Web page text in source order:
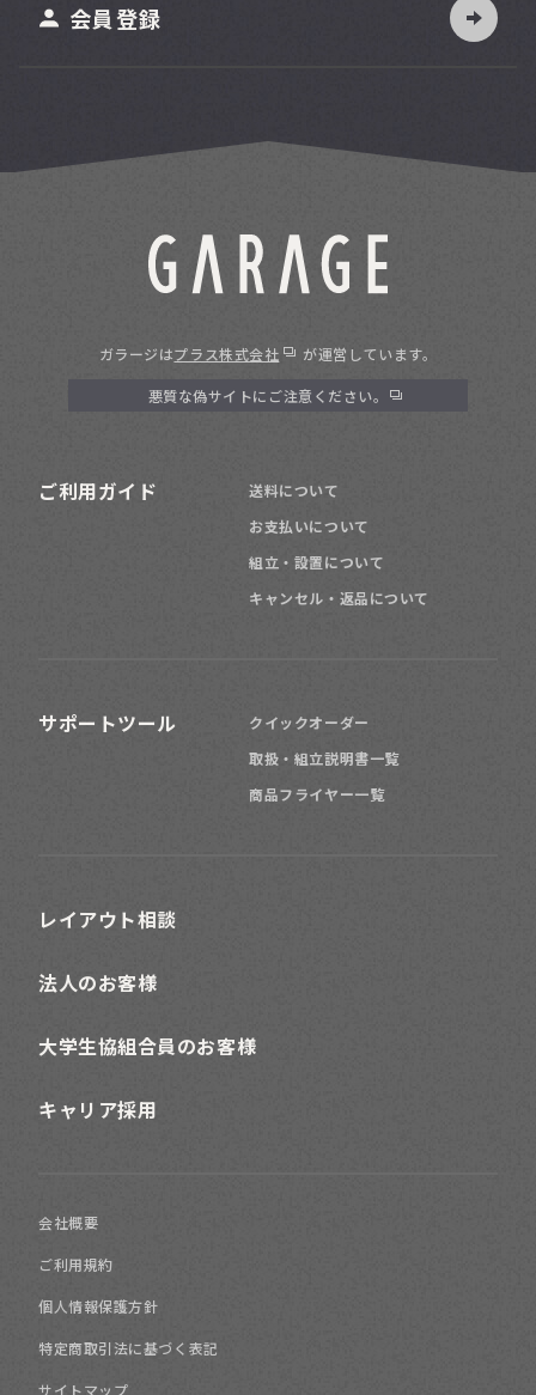
会員登録
ガラージはプラス株式会社 が運営しています。
悪質な偽サイトにご注意ください。
ご利用ガイド
送料について
お支払いについて
組立・設置について
キャンセル・返品について
サポートツール
クイックオーダー
取扱・組立説明書一覧
商品フライヤー一覧
レイアウト相談
法人のお客様
大学生協組合員のお客様
キャリア採用
会社概要
ご利用規約
個人情報保護方針
特定商取引法に基づく表記
サイトマップ